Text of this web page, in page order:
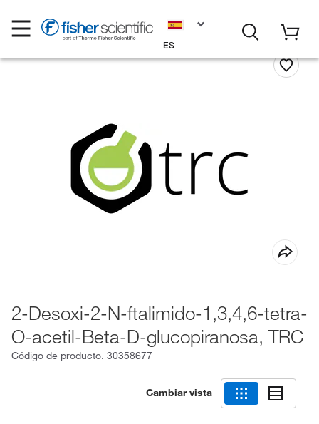
ES
2-Desoxi-2-N-ftalimido-1,3,4,6-tetra-
O-acetil-Beta-D-glucopiranosa, TRC
Código de producto. 30358677
Cambiar vista